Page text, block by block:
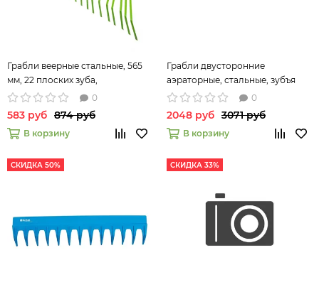
Грабли веерные стальные, 565
мм, 22 плоских зуба,
эмалированные, усиленные, без
черенка Palisad 617015
0
583 руб 874 руб
В корзину
Грабли двусторонние
аэраторные, стальные, зубъя
11/21шт, 340 мм, деревянный
черенок, BASE// Palisad
0
2048 руб 3071 руб
В корзину
СКИДКА 50% СКИДКА 33%